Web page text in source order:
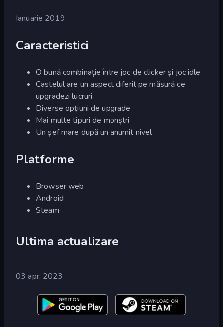
Ianuarie 2019
Caracteristici
O bună combinație între joc de clicker și joc idle
Castelul are un aspect diferit pe măsură ce
upgradezi lucruri
Diverse opțiuni de upgrade
Mai multe tipuri de monștri
Un șef mare după un anumit nivel
Platforme
Browser web
Android
Steam
Ultima actualizare
03 apr. 2023